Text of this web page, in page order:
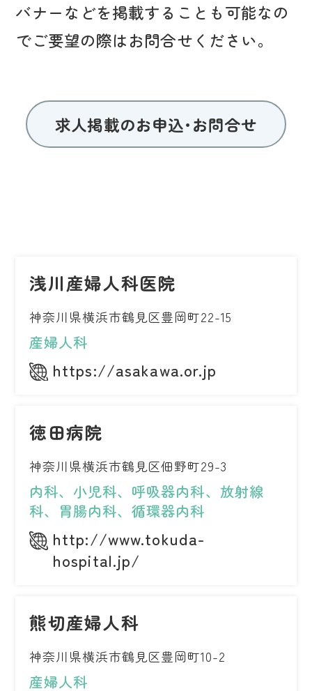
バナーなどを掲載することも可能なの
でご要望の際はお問合せください。
求人掲載のお申込･お問合せ
浅川産婦人科医院
神奈川県横浜市鶴見区豊岡町22-15
産婦人科
https://asakawa.or.jp
徳田病院
神奈川県横浜市鶴見区佃野町29-3
内科、小児科、呼吸器内科、放射線
科、胃腸内科、循環器内科
http://www.tokuda-
hospital.jp/
熊切産婦人科
神奈川県横浜市鶴見区豊岡町10-2
産婦人科